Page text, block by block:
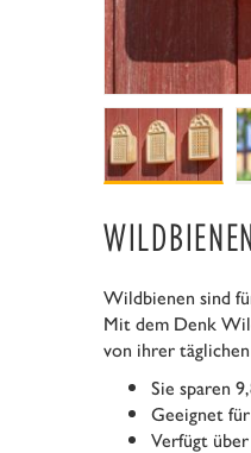
Wildbienen sind
Mit dem Denk
von ihrer
Sie sparen
Geeignet
Verfügt